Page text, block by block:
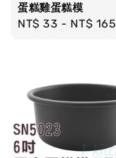
蛋糕雞蛋糕模
Regular
NT$ 33 - NT$ 165